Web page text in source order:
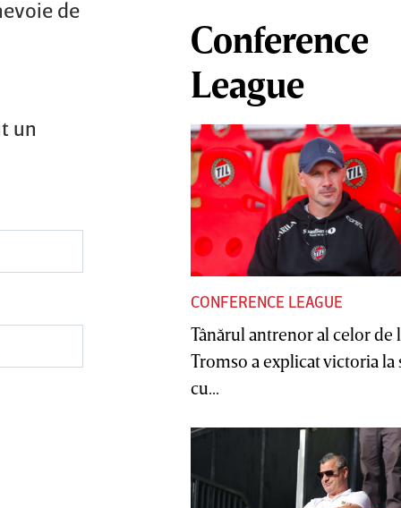
de
un
Conference
League
CONFERENCE LEAGUE
Tânărul antrenor al celor de
Tromso a explicat victoria la
cu...